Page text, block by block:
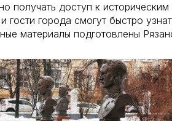
получать доступ к
гости города смогут быстро
материалы подготовлены